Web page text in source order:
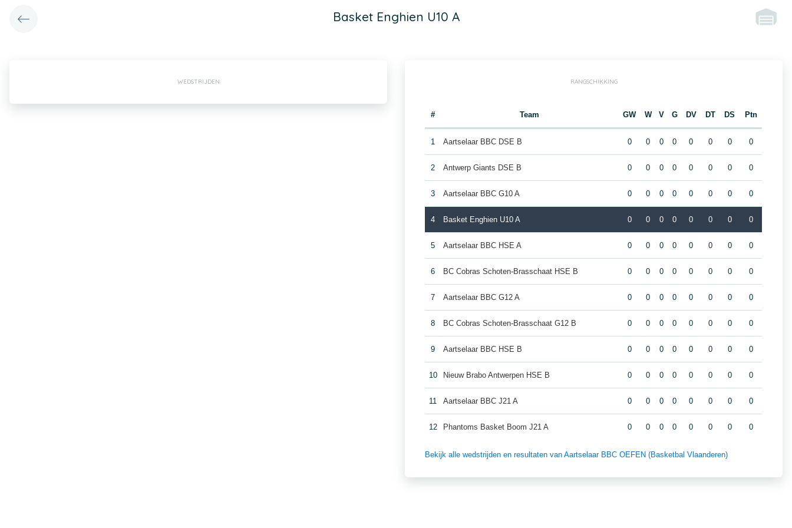
Basket Enghien U10 A
WEDSTRIJDEN RANGSCHIKKING
# Team GW W V G DV DT DS Ptn
1 Aartselaar BBC DSE B 0 0 0 0 0 0 0 0
2 Antwerp Giants DSE B 0 0 0 0 0 0 0 0
3 Aartselaar BBC G10 A 0 0 0 0 0 0 0 0
4 Basket Enghien U10 A 0 0 0 0 0 0 0 0
5 Aartselaar BBC HSE A 0 0 0 0 0 0 0 0
6 BC Cobras Schoten-Brasschaat HSE B 0 0 0 0 0 0 0 0
7 Aartselaar BBC G12 A 0 0 0 0 0 0 0 0
8 BC Cobras Schoten-Brasschaat G12 B 0 0 0 0 0 0 0 0
9 Aartselaar BBC HSE B 0 0 0 0 0 0 0 0
10 Nieuw Brabo Antwerpen HSE B 0 0 0 0 0 0 0 0
11 Aartselaar BBC J21 A 0 0 0 0 0 0 0 0
12 Phantoms Basket Boom J21 A 0 0 0 0 0 0 0 0
Bekijk alle wedstrijden en resultaten van Aartselaar BBC OEFEN (Basketbal Vlaanderen)